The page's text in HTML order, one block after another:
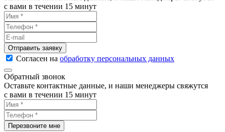
с вами в течении 15 минут
Согласен на обработку персональных данных
Обратный звонок
Оставьте контактные данные, и наши менеджеры свяжутся
с вами в течении 15 минут